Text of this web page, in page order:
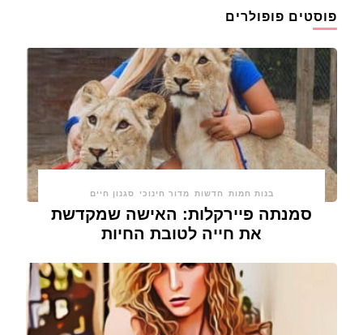
פוסטים פופולרים
בנות חמות חדשות מדור חינוכי סגנון חיים
סמנתה פיירקלות: האישה שמקדשת
את חייה לטובת החיות